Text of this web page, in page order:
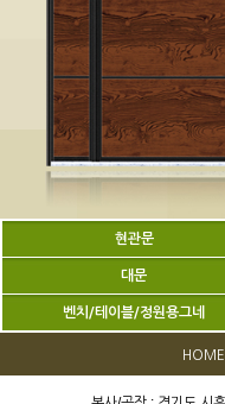
현관문
대문
벤치/테이블/정원용그네
HOME